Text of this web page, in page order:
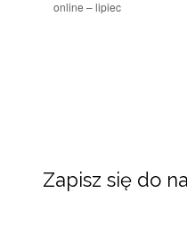
online – lipiec
Zapisz się do